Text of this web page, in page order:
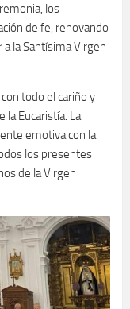
los
de fe, renovando
la Santísima Virgen
todo el cariño y
la Eucaristía. La
emotiva con la
los presentes
de la Virgen